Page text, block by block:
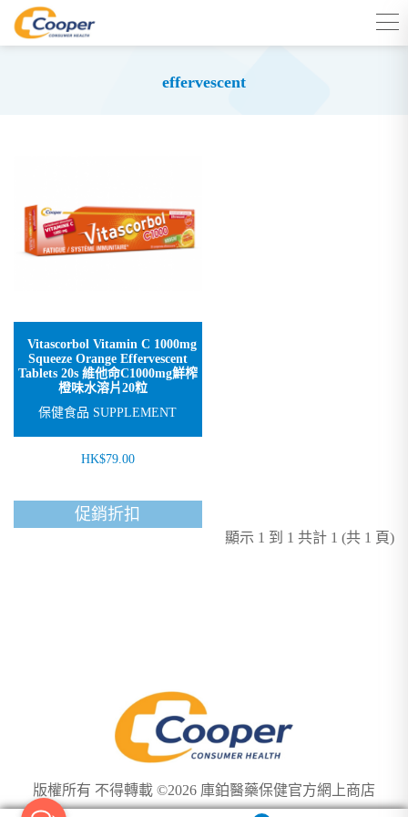
effervescent
Vitascorbol Vitamin C 1000mg
Squeeze Orange Effervescent
Tablets 20s 維他命C1000mg鮮榨
橙味水溶片20粒
保健食品 SUPPLEMENT
HK$79.00
促銷折扣
顯示 1 到 1 共計 1 (共 1 頁)
版權所有 不得轉載 ©2026 庫鉑醫藥保健官方網上商店